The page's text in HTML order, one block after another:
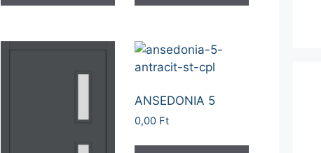
ANSEDONIA 5
0,00 Ft